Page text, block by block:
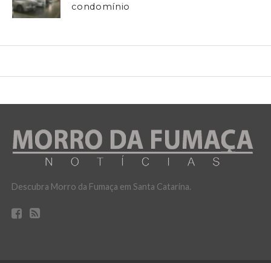
condomínio
Descubra Morro da Fumaça em Santa Catarina.